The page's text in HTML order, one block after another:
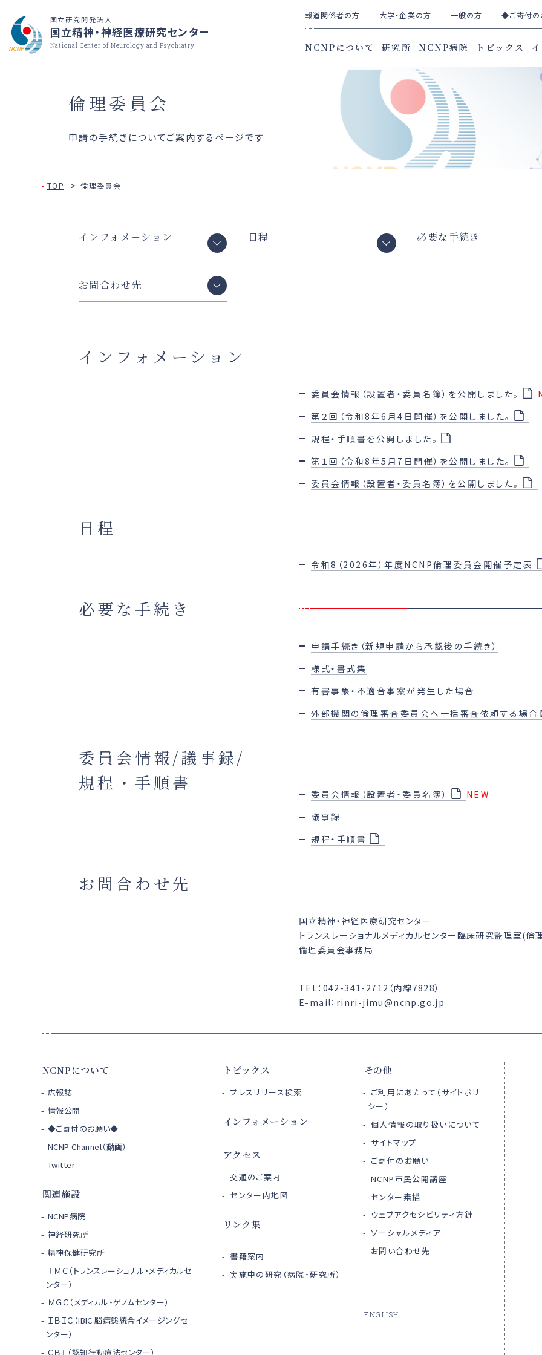
国立研究開発法人
国立精神・神経医療研究センター
National Center of Neurology and Psychiatry
報道関係者の方 大学・企業の方 一般の方 ◆ご寄付
NCNPについて 研究所 NCNP病院 トピックス
倫理委員会
申請の手続きについてご案内するページです
TOP 倫理委員会
インフォメーション 日程 必要な手続き
お問合わせ先
インフォメーション
委員会情報（設置者・委員名簿）を公開しました。
第２回（令和8年6月4日開催）を公開しました。
規程・手順書を公開しました。
第１回（令和8年5月7日開催）を公開しました。
委員会情報（設置者・委員名簿）を公開しました。
日程
令和8（2026年）年度NCNP倫理委員会開催予定表
必要な手続き
申請手続き（新規申請から承認後の手続き）
様式・書式集
有害事象・不適合事案が発生した場合
外部機関の倫理審査委員会へ一括審査依頼する場合
委員会情報/議事録/
規程・手順書
委員会情報（設置者・委員名簿）
NEW
議事録
規程・手順書
お問合わせ先
国立精神・神経医療研究センター
トランスレーショナルメディカルセンター臨床研究監理室(倫
倫理委員会事務局
TEL：042-341-2712（内線7828）
E-mail：rinri-jimu@ncnp.go.jp
NCNPについて
広報誌
情報公開
◆ご寄付のお願い◆
NCNP Channel（動画）
Twitter
関連施設
NCNP病院
神経研究所
精神保健研究所
ＴＭＣ（トランスレーショナル・メディカルセ
ンター）
ＭＧＣ（メディカル・ゲノムセンター）
ＩＢＩＣ（IBIC 脳病態統合イメージングセ
ンター）
ＣＢＴ（認知行動療法センター）
トピックス
プレスリリース検索
インフォメーション
アクセス
交通のご案内
センター内地図
リンク集
書籍案内
実施中の研究（病院・研究所）
その他
ご利用にあたって（サイトポリ
シー）
個人情報の取り扱いについて
サイトマップ
ご寄付のお願い
NCNP市民公開講座
センター素描
ウェブアクセシビリティ方針
ソーシャルメディア
お問い合わせ先
ENGLISH